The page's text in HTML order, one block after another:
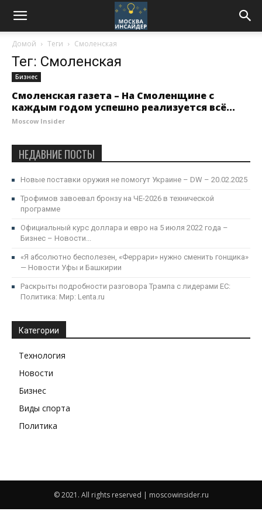
Домой Теги Смоленская
Тег: Смоленская
Бизнес
Смоленская газета – На Смоленщине с
каждым годом успешно реализуется всё...
Moscow Insider
НЕДАВНИЕ ПОСТЫ
Новые поставки оружия не помогут Украине – DW – 20.02.2025
Трофимов завоевал бронзу на ЧЕ-2026 в технической
программе
Официальный курс доллара и евро на 5 июля 2022 года –
Бизнес – Новости...
«Я абсолютно бесполезен, «Феррари» нужно сменить гонщика»
— Новости Уфы и Башкирии
Раскрыты подробности разговора Трампа с лидерами ЕС:
Политика: Мир: Lenta.ru
Категории
Технология
Новости
Бизнес
Виды спорта
Политика
© 2021. All rights reserved | moscowinsider.ru